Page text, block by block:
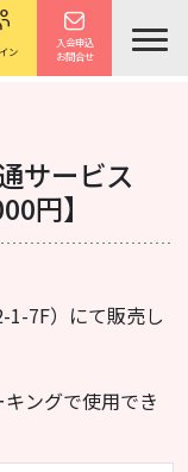
ン
入会申込
お問合せ
サービス
円】
1-7F）にて販売し
ングで使用でき